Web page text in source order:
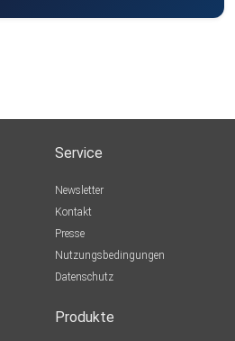
Service
Newsletter
Kontakt
Presse
Nutzungsbedingungen
Datenschutz
Produkte